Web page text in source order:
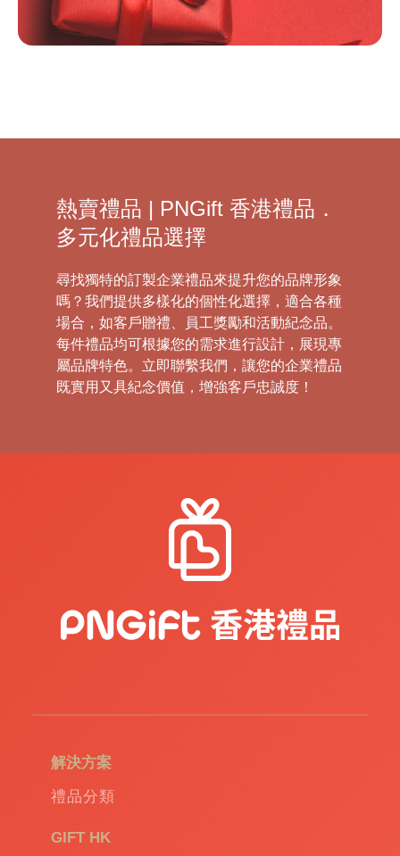
熱賣禮品 | PNGift 香港禮品．
多元化禮品選擇
尋找獨特的訂製企業禮品來提升您的品牌形象
嗎？我們提供多樣化的個性化選擇，適合各種
場合，如客戶贈禮、員工獎勵和活動紀念品。
每件禮品均可根據您的需求進行設計，展現專
屬品牌特色。立即聯繫我們，讓您的企業禮品
既實用又具紀念價值，增強客戶忠誠度！
解決方案
禮品分類
GIFT HK